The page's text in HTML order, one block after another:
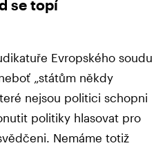
se topí
Evropského soudu
„státům někdy
nejsou politici schopni
politiky hlasovat pro
Nemáme totiž